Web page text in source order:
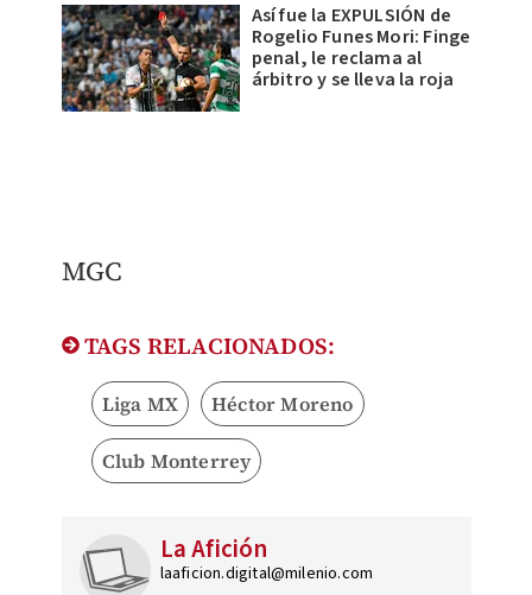
Así fue la EXPULSIÓN de
Rogelio Funes Mori: Finge
penal, le reclama al
árbitro y se lleva la roja
MGC
TAGS RELACIONADOS:
Liga MX Héctor Moreno
Club Monterrey
La Afición
laaficion.digital@milenio.com